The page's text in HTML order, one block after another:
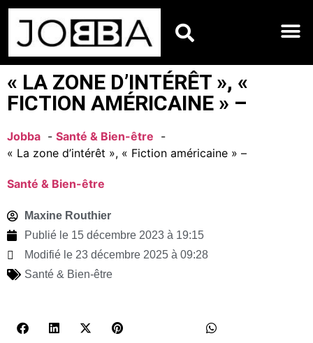
« LA ZONE D’INTÉRÊT », «
FICTION AMÉRICAINE » –
Jobba
Santé & Bien-être
« La zone d’intérêt », « Fiction américaine » –
Santé & Bien-être
Maxine Routhier
Publié le 15 décembre 2023 à 19:15
Modifié le 23 décembre 2025 à 09:28
Santé & Bien-être